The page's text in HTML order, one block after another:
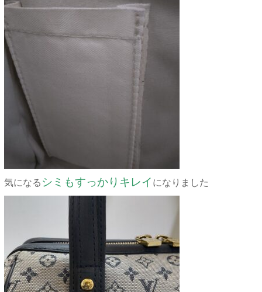
気になる シミもすっかりキレイ になりました